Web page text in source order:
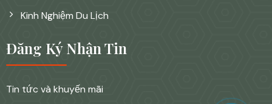
Kinh Nghiệm Du Lịch
Đăng Ký Nhận Tin
Tin tức và khuyến mãi